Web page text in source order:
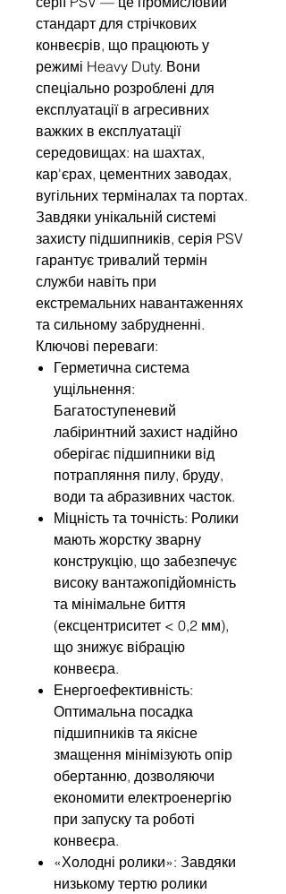
стандарт для стрічкових
конвеєрів, що працюють у
режимі Heavy Duty. Вони
спеціально розроблені для
експлуатації в агресивних
важких в експлуатації
середовищах: на шахтах,
кар'єрах, цементних заводах,
вугільних терміналах та портах.
Завдяки унікальній системі
захисту підшипників, серія PSV
гарантує тривалий термін
служби навіть при
екстремальних навантаженнях
та сильному забрудненні.
Ключові переваги:
Герметична система
ущільнення:
Багатоступеневий
лабіринтний захист надійно
оберігає підшипники від
потрапляння пилу, бруду,
води та абразивних часток.
Міцність та точність: Ролики
мають жорстку зварну
конструкцію, що забезпечує
високу вантажопідйомність
та мінімальне биття
(ексцентриситет < 0,2 мм),
що знижує вібрацію
конвеєра.
Енергоефективність:
Оптимальна посадка
підшипників та якісне
змащення мінімізують опір
обертанню, дозволяючи
економити електроенергію
при запуску та роботі
конвеєра.
«Холодні ролики»: Завдяки
низькому тертю ролики